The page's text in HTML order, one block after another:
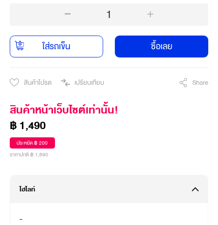
1
ใส่รถเข็น ซื้อเลย
สินค้าโปรด เปรียบเทียบ Share
สินค้าหน้าเว็บไซต์เท่านั้น!
฿ 1,490
ประหยัด ฿ 200
ราคาปกติ ฿ 1,690
ไฮไลท์
-